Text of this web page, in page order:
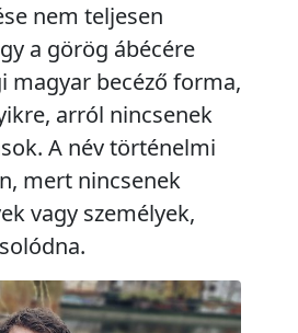
nem teljesen
a görög ábécére
magyar becéző forma,
arról nincsenek
A név történelmi
mert nincsenek
vagy személyek,